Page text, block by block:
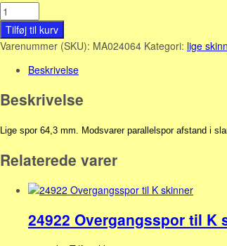
24064
Lige
spor
64,3
Tilføj til kurv
Varenummer (SKU): MA024064 Kategori: lige
Beskrivelse
Beskrivelse
Lige spor 64,3 mm. Modsvarer parallelspor afstand i
Relaterede varer
24922 Overgangsspor til K